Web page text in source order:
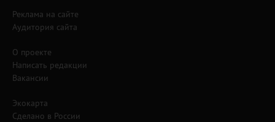
Реклама на сайте
Аудитория сайта
О проекте
Написать редакции
Вакансии
Экокарта
Сделано в России